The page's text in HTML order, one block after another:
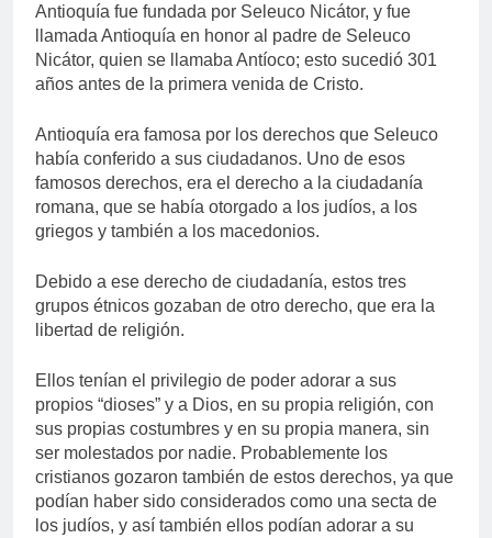
Antioquía fue fundada por Seleuco Nicátor, y fue
llamada Antioquía en honor al padre de Seleuco
Nicátor, quien se llamaba Antíoco; esto sucedió 301
años antes de la primera venida de Cristo.
Antioquía era famosa por los derechos que Seleuco
había conferido a sus ciudadanos. Uno de esos
famosos derechos, era el derecho a la ciudadanía
romana, que se había otorgado a los judíos, a los
griegos y también a los macedonios.
Debido a ese derecho de ciudadanía, estos tres
grupos étnicos gozaban de otro derecho, que era la
libertad de religión.
Ellos tenían el privilegio de poder adorar a sus
propios “dioses” y a Dios, en su propia religión, con
sus propias costumbres y en su propia manera, sin
ser molestados por nadie. Probablemente los
cristianos gozaron también de estos derechos, ya que
podían haber sido considerados como una secta de
los judíos, y así también ellos podían adorar a su